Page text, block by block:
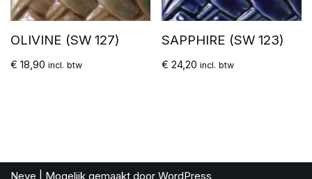
OLIVINE (SW 127)
€ 18,90 incl. btw
SAPPHIRE (SW 123)
€ 24,20 incl. btw
Neve | Mogelijk gemaakt door WordPress